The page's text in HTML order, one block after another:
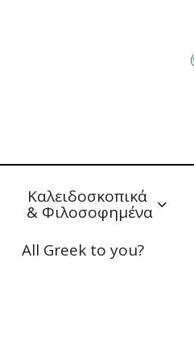
Καλειδοσκοπικά
& Φιλοσοφημένα
All Greek to you?